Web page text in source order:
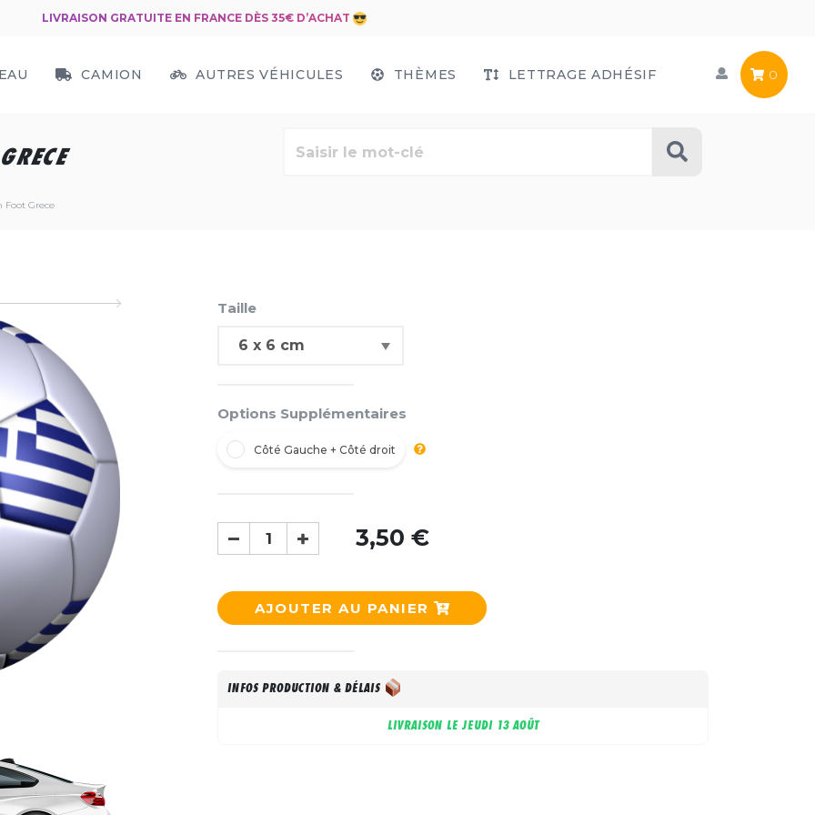
LIVRAISON GRATUITE EN FRANCE DÈS 35€ D’ACHAT
CAMION AUTRES VÉHICULES THÈMES LETTRAGE ADHÉSIF 0
Foot Grece
Taille
Options Supplémentaires
Côté Gauche + Côté droit
3,50 €
AJOUTER AU PANIER
INFOS PRODUCTION & DÉLAIS
LIVRAISON LEJEUDI 13 AOÛT